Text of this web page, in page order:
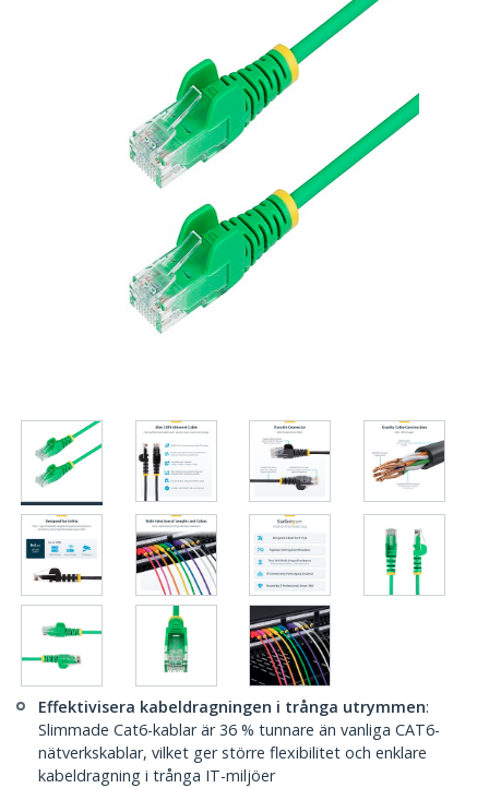
Effektivisera kabeldragningen i trånga utrymmen:
Slimmade Cat6-kablar är 36 % tunnare än vanliga CAT6-
nätverkskablar, vilket ger större flexibilitet och enklare
kabeldragning i trånga IT-miljöer